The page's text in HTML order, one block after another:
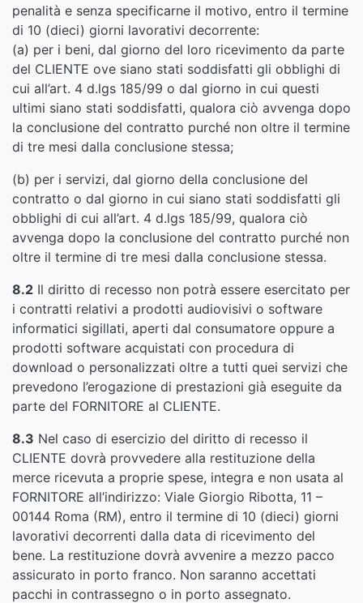
penalità e senza specificarne il motivo, entro il termine
di 10 (dieci) giorni lavorativi decorrente:
(a) per i beni, dal giorno del loro ricevimento da parte
del CLIENTE ove siano stati soddisfatti gli obblighi di
cui all’art. 4 d.lgs 185/99 o dal giorno in cui questi
ultimi siano stati soddisfatti, qualora ciò avvenga dopo
la conclusione del contratto purché non oltre il termine
di tre mesi dalla conclusione stessa;
(b) per i servizi, dal giorno della conclusione del
contratto o dal giorno in cui siano stati soddisfatti gli
obblighi di cui all’art. 4 d.lgs 185/99, qualora ciò
avvenga dopo la conclusione del contratto purché non
oltre il termine di tre mesi dalla conclusione stessa.
8.2 Il diritto di recesso non potrà essere esercitato per
i contratti relativi a prodotti audiovisivi o software
informatici sigillati, aperti dal consumatore oppure a
prodotti software acquistati con procedura di
download o personalizzati oltre a tutti quei servizi che
prevedono l’erogazione di prestazioni già eseguite da
parte del FORNITORE al CLIENTE.
8.3 Nel caso di esercizio del diritto di recesso il
CLIENTE dovrà provvedere alla restituzione della
merce ricevuta a proprie spese, integra e non usata al
FORNITORE all’indirizzo: Viale Giorgio Ribotta, 11 –
00144 Roma (RM), entro il termine di 10 (dieci) giorni
lavorativi decorrenti dalla data di ricevimento del
bene. La restituzione dovrà avvenire a mezzo pacco
assicurato in porto franco. Non saranno accettati
pacchi in contrassegno o in porto assegnato.